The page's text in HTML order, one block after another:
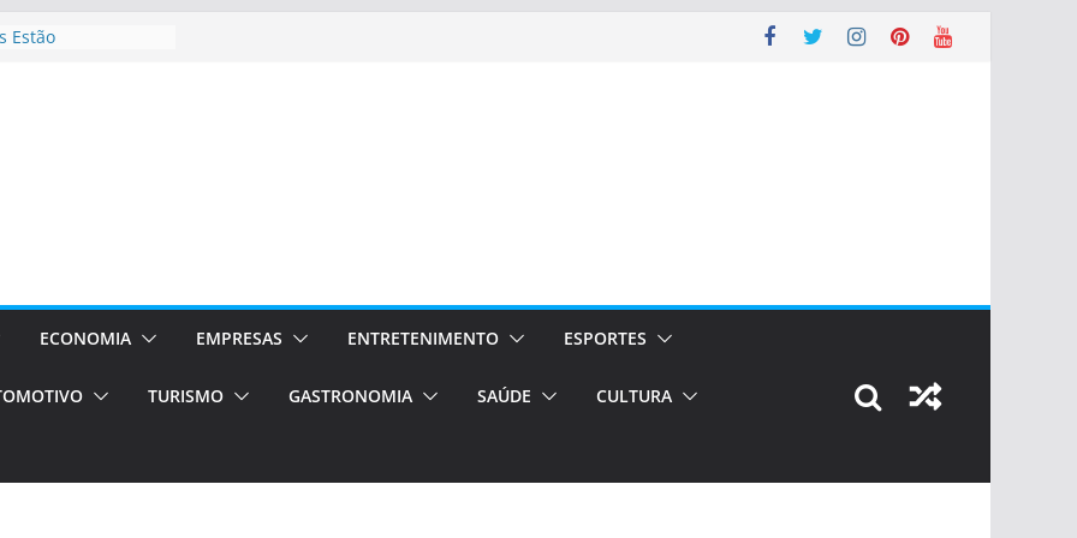
Estão
em Porto
de transfer,
de alto padrão
bolsas –
o segundo
únicas e
de volta!
ECONOMIA EMPRESAS ENTRETENIMENTO ESPORTES
TURISMO GASTRONOMIA SAÚDE CULTURA